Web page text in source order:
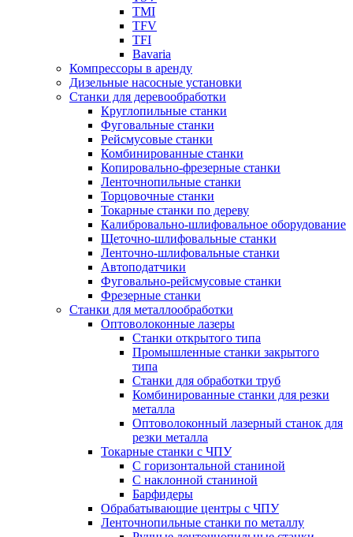
TMI
TFV
TFI
Bavaria
Компрессоры в аренду
Дизельные насосные установки
Станки для деревообработки
Круглопильные станки
Фуговальные станки
Рейсмусовые станки
Комбинированные станки
Копировально-фрезерные станки
Ленточнопильные станки
Торцовочные станки
Токарные станки по дереву
Калибровально-шлифовальное оборудование
Щеточно-шлифовальные станки
Ленточно-шлифовальные станки
Автоподатчики
Фуговально-рейсмусовые станки
Фрезерные станки
Станки для металлообработки
Оптоволоконные лазеры
Станки открытого типа
Промышленные станки закрытого
типа
Станки для обработки труб
Комбинированные станки для резки
металла
Оптоволоконный лазерный станок для
резки металла
Токарные станки с ЧПУ
С горизонтальной станиной
С наклонной станиной
Барфидеры
Обрабатывающие центры с ЧПУ
Ленточнопильные станки по металлу